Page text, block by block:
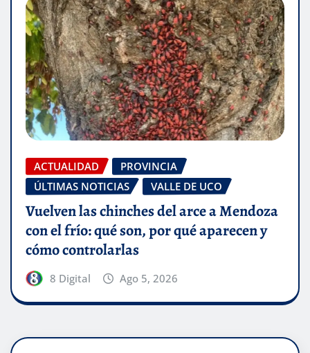
ACTUALIDAD
PROVINCIA
ÚLTIMAS NOTICIAS
VALLE DE UCO
Vuelven las chinches del arce a Mendoza
con el frío: qué son, por qué aparecen y
cómo controlarlas
8 Digital Ago 5, 2026